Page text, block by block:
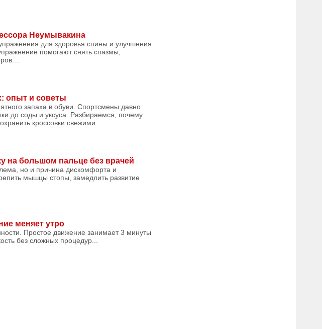
Неумывакина
для здоровья спины и улучшения
помогают снять спазмы,
опыт и советы
запаха в обуви. Спортсмены давно
до соды и уксуса. Разбираемся, почему
кроссовки свежими....
на большом пальце без врачей
но и причина дискомфорта и
мышцы стопы, замедлить развитие
меняет утро
Простое движение занимает 3 минуты
без сложных процедур...